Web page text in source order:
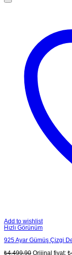
Add to wishlist
Hızlı Görünüm
925 Ayar Gümüş Çizgi
₺4,499.90 Orijinal fiyat: